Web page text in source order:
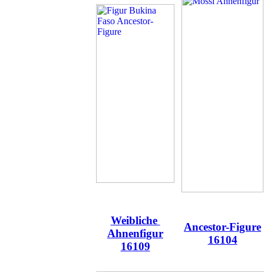
Weibliche
Ahnenfigur
16109
Ancestor-Figure
16104